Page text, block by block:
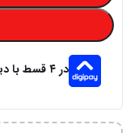
در ۴ قسط با دیجی‌پی